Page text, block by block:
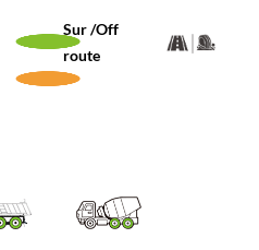
Sur /Off
route